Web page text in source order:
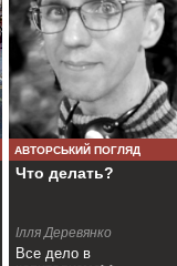
АВТОРСЬКИЙ ПОГЛЯД
Что делать?
Ілля Деревянко
Все дело в